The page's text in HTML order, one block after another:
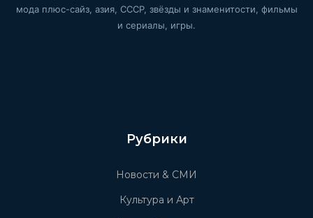
мода плюс-сайз, азия, СССР, звёзды и знаменитости, фильмы
и сериалы, игры.
Рубрики
Новости & СМИ
Культура и Арт